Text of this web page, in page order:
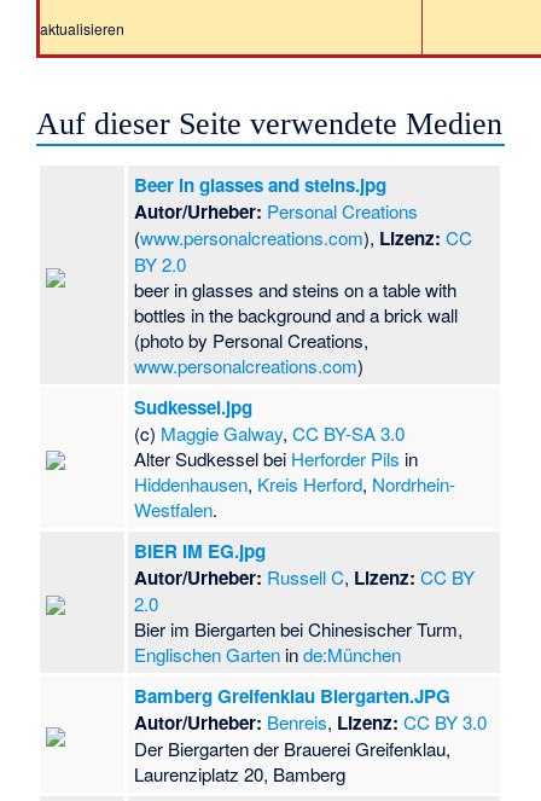
aktualisieren
Auf dieser Seite verwendete Medien
Beer in glasses and steins.jpg
Autor/Urheber: Personal Creations
(www.personalcreations.com), Lizenz: CC
BY 2.0
beer in glasses and steins on a table with
bottles in the background and a brick wall
(photo by Personal Creations,
www.personalcreations.com)
Sudkessel.jpg
(c) Maggie Galway,CC BY-SA 3.0
Alter Sudkessel bei Herforder Pils in
Hiddenhausen, Kreis Herford, Nordrhein-
Westfalen.
BIER IM EG.jpg
Autor/Urheber: Russell C, Lizenz: CC BY
2.0
Bier im Biergarten bei Chinesischer Turm,
Englischen Garten inde:München
Bamberg Greifenklau Biergarten.JPG
Autor/Urheber: Benreis, Lizenz: CC BY 3.0
Der Biergarten der Brauerei Greifenklau,
Laurenziplatz 20, Bamberg